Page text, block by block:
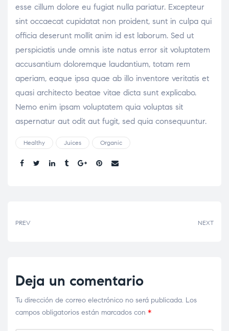
esse cillum dolore eu fugiat nulla pariatur. Excepteur
sint occaecat cupidatat non proident, sunt in culpa qui
officia deserunt mollit anim id est laborum. Sed ut
perspiciatis unde omnis iste natus error sit voluptatem
accusantium doloremque laudantium, totam rem
aperiam, eaque ipsa quae ab illo inventore veritatis et
quasi architecto beatae vitae dicta sunt explicabo.
Nemo enim ipsam voluptatem quia voluptas sit
aspernatur aut odit aut fugit, sed quia consequuntur.
Healthy Juices Organic
PREV NEXT
Deja un comentario
Tu dirección de correo electrónico no será publicada. Los
campos obligatorios están marcados con *